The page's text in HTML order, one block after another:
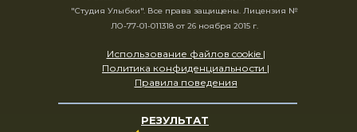
"Студия Улыбки". Все права защищены. Лицензия №
ЛО-77-01-011318 от 26 ноября 2015 г.
Использование файлов cookie |
Политика конфиденциальности |
Правила поведения
РЕЗУЛЬТАТ